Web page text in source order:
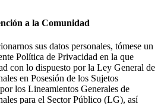
a la Comunidad
sus datos personales, tómese un
Política de Privacidad en la que
con lo dispuesto por la Ley General de
en Posesión de los Sujetos
los Lineamientos Generales de
para el Sector Público (LG), así